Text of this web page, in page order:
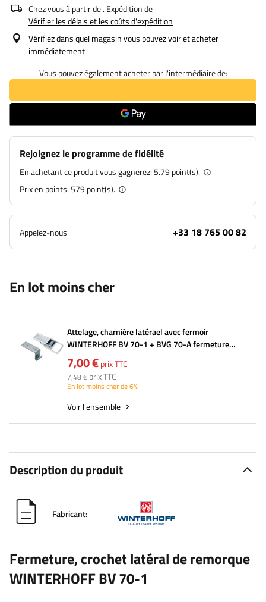
Chez vous à partir de. Expédition de
Vérifier les délais et les coûts d'expédition
Vérifiez dans quel magasin vous pouvez voir et acheter
immédiatement
Vous pouvez également acheter par l'intermédiaire de:
Rejoignez le programme de fidélité
En achetant ce produit vous gagnerez: 5.79 point(s).
Prix en points: 579point(s).
Appelez-nous +33 18 765 00 82
En lot moins cher
Attelage, charnière latérael avec fermoir
WINTERHOFF BV 70-1 + BVG 70-A fermeture
latérale complète de la remorque
7,00 €prix TTC
7,48 € prix TTC
En lot moins cher de 6%
Voir l'ensemble
Description du produit
Fabricant:
Fermeture, crochet latéral de remorque
WINTERHOFF BV 70-1